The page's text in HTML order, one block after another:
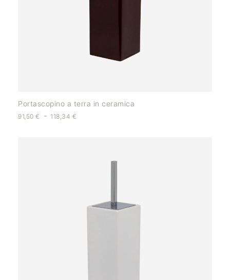
Portascopino a terra in ceramica
91,50 € - 118,34 €